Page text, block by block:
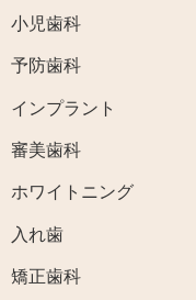
小児歯科
予防歯科
インプラント
審美歯科
ホワイトニング
入れ歯
矯正歯科